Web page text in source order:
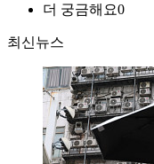
더 궁금해요0
최신뉴스